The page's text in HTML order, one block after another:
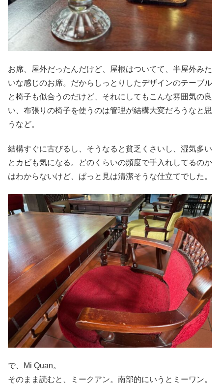
お席、屋外だったんだけど、屋根はついてて、半屋外みた
いな感じのお席。だからしっとりしたデザインのテーブル
と椅子も似合うのだけど、それにしてもこんな雰囲気の良
い、布張りの椅子を使うのは管理が結構大変だろうなと思
うなど。
結構すぐに古びるし、そうなると貧乏くさいし、湿気多い
とカビも気になる。どのくらいの頻度で手入れしてるのか
はわからないけど、ぱっと見は清潔そうな仕立てでした。
で、Mi Quan。
そのまま読むと、ミークアン。南部的にいうとミーワン。